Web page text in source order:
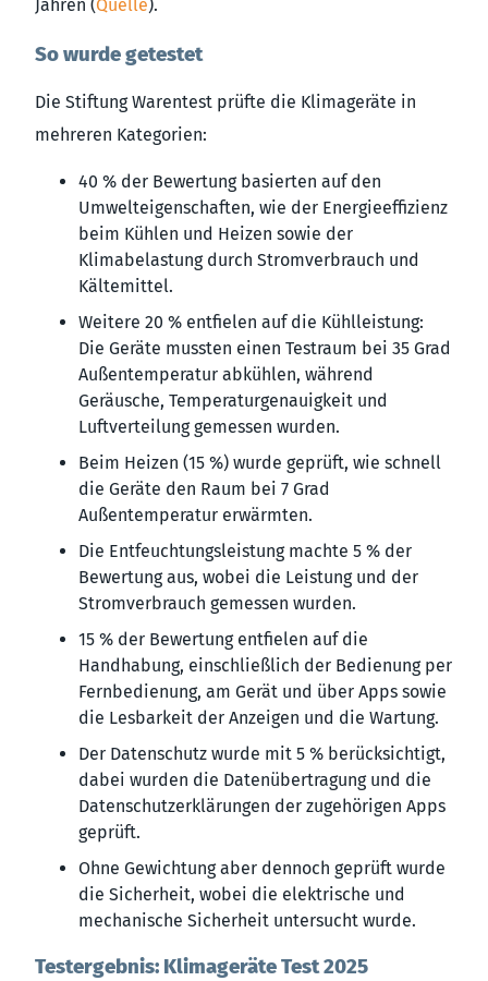
Jahren (Quelle).
So wurde getestet
Die Stiftung Warentest prüfte die Klimageräte in
mehreren Kategorien:
40 % der Bewertung basierten auf den
Umwelteigenschaften, wie der Energieeffizienz
beim Kühlen und Heizen sowie der
Klimabelastung durch Stromverbrauch und
Kältemittel.
Weitere 20 % entfielen auf die Kühlleistung:
Die Geräte mussten einen Testraum bei 35 Grad
Außentemperatur abkühlen, während
Geräusche, Temperaturgenauigkeit und
Luftverteilung gemessen wurden.
Beim Heizen (15 %) wurde geprüft, wie schnell
die Geräte den Raum bei 7 Grad
Außentemperatur erwärmten.
Die Entfeuchtungsleistung machte 5 % der
Bewertung aus, wobei die Leistung und der
Stromverbrauch gemessen wurden.
15 % der Bewertung entfielen auf die
Handhabung, einschließlich der Bedienung per
Fernbedienung, am Gerät und über Apps sowie
die Lesbarkeit der Anzeigen und die Wartung.
Der Datenschutz wurde mit 5 % berücksichtigt,
dabei wurden die Datenübertragung und die
Datenschutzerklärungen der zugehörigen Apps
geprüft.
Ohne Gewichtung aber dennoch geprüft wurde
die Sicherheit, wobei die elektrische und
mechanische Sicherheit untersucht wurde.
Testergebnis: Klimageräte Test 2025